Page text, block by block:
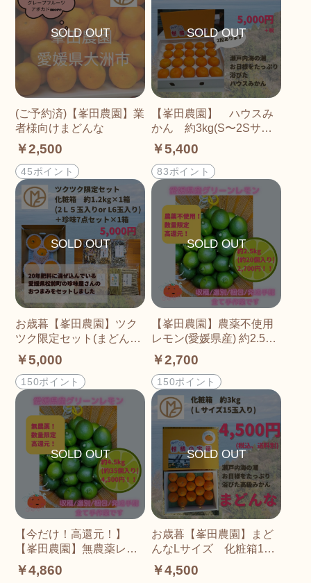
(ご予約済)【峯田農園】業
者様向けまどんな
￥2,500
45ポイント
【峯田農園】 ハウスみ
かん 約3kg(S〜2Sサイ
ズ40個)入り
￥5,400
83ポイント
お歳暮【峯田農園】ツク
ツク限定セット(まどんな
2Lサイズ5玉入りもしくL
サイズ6玉入り 1箱
＋ 瀬戸内珍味7点セット
￥5,000
150ポイント
【峯田農園】農薬不使用
レモン(愛媛県産) 約2.5kg
(約20個入り)
￥2,700
150ポイント
【今だけ！高還元！】
【峯田農園】無農薬レモ
ン(愛媛県産) 約4.5kg(約3
5個入り)
￥4,860
お歳暮【峯田農園】まど
んなLサイズ 化粧箱15
玉入
￥4,500